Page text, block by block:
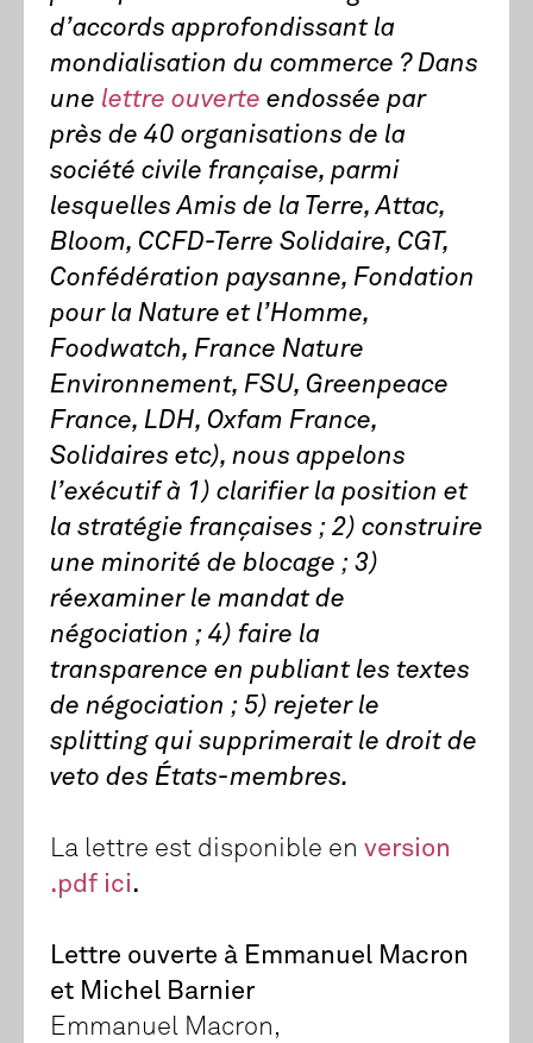
d’accords approfondissant la
mondialisation du commerce ? Dans
une lettre ouverte endossée par
près de 40 organisations de la
société civile française, parmi
lesquelles Amis de la Terre, Attac,
Bloom, CCFD-Terre Solidaire, CGT,
Confédération paysanne, Fondation
pour la Nature et l’Homme,
Foodwatch, France Nature
Environnement, FSU, Greenpeace
France, LDH, Oxfam France,
Solidaires etc), nous appelons
l’exécutif à 1) clarifier la position et
la stratégie françaises ; 2) construire
une minorité de blocage ; 3)
réexaminer le mandat de
négociation ; 4) faire la
transparence en publiant les textes
de négociation ; 5) rejeter le
splitting qui supprimerait le droit de
veto des États-membres.
La lettre est disponible en version
.pdf ici.
Lettre ouverte à Emmanuel Macron
et Michel Barnier
Emmanuel Macron,